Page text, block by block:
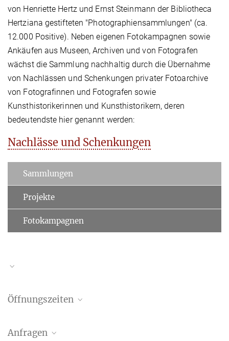
von Henriette Hertz und Ernst Steinmann der Bibliotheca
Hertziana gestifteten "Photographiensammlungen" (ca.
12.000 Positive). Neben eigenen Fotokampagnen sowie
Ankäufen aus Museen, Archiven und von Fotografen
wächst die Sammlung nachhaltig durch die Übernahme
von Nachlässen und Schenkungen privater Fotoarchive
von Fotografinnen und Fotografen sowie
Kunsthistorikerinnen und Kunsthistorikern, deren
bedeutendste hier genannt werden:
Nachlässe und Schenkungen
Sammlungen
Projekte
Fotokampagnen
Öffnungszeiten
Montag–Freitag 9:00–19:00 Uhr
Anfragen